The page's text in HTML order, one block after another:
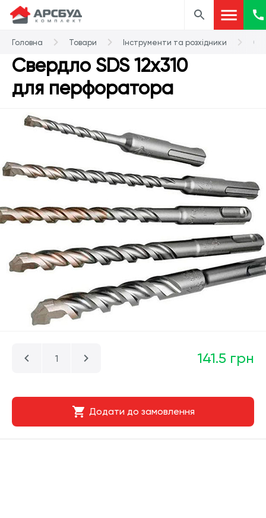
Головна Товари Інструменти та розхідники
Свердло SDS 12х310
для перфоратора
141.5 грн
Додати до замовлення